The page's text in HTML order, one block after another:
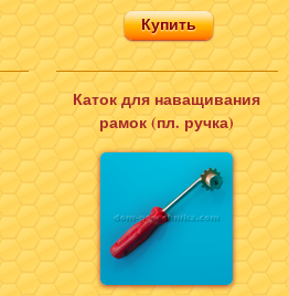
Каток для наващивания
рамок (пл. ручка)